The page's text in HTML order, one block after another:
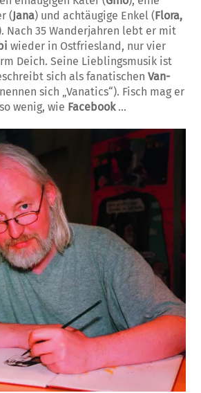
(Jana) und achtäu­gi­ge Enkel (Flora,
Nach 35 Wanderjahren lebt er mit
wie­der in Ost­friesland, nur vier
Deich. Sei­ne Lieblingsmusik ist
sich als fanatischen Van-
sich „Vanatics“). Fisch mag er
wenig, wie Facebo­ok…